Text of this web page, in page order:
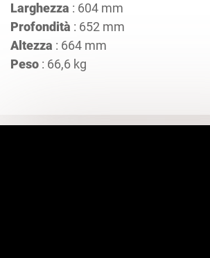
Larghezza : 604 mm
Profondità : 652 mm
Altezza : 664 mm
Peso : 66,6 kg